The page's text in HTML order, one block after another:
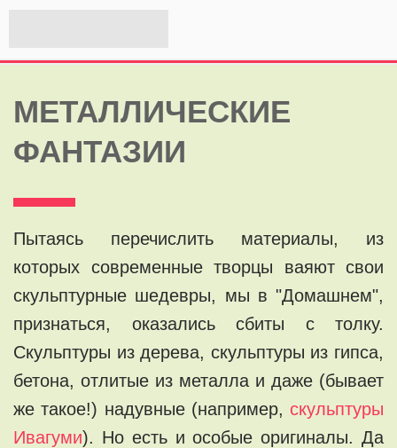
МЕТАЛЛИЧЕСКИЕ
ФАНТАЗИИ
Пытаясь перечислить материалы, из
которых современные творцы ваяют свои
скульптурные шедевры, мы в "Домашнем",
признаться, оказались сбиты с толку.
Скульптуры из дерева, скульптуры из гипса,
бетона, отлитые из металла и даже (бывает
же такое!) надувные (например, скульптуры
Ивагуми). Но есть и особые оригиналы. Да